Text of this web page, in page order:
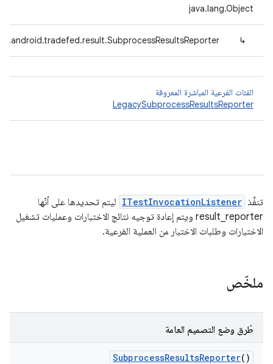
java.lang.Object
↳
الفئات الفرعية المباشرة المعروفة
LegacySubprocessResultsReporter
تنفِّذ ITestInvocationListener ليتم تحديدها على أنّها
result_reporter ويتم إعادة توجيه نتائج الاختبارات وعمليات تشغيل
الاختبارات وطلبات الاختبار من العملية الفرعية.
ملخّص
طُرق وضع التصميم العامة
SubprocessResultsReporter()